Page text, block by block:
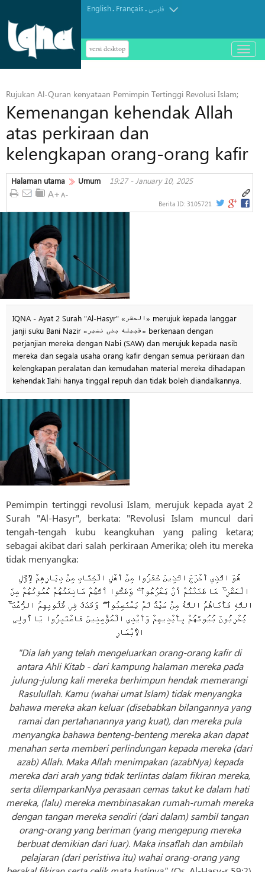
English. Français.فارسی
versi desktop
باز
و
Rujukan Al-Quran kenyataan Pemimpin Tertinggi Revolusi Islam;
Kemenangan kehendak Allah
atas perkiraan dan
kelengkapan orang-orang kafir
Halaman utama Umum 19:27 - January 10, 2025
Berita ID: 3105721
IQNA - Ayat 2 Surah "Al-Hasyr" «الحشر» merujuk kepada langgar
janji suku Bani Nazir «قبیله بنی نضیر» berkenaan dengan
perjanjian mereka dengan Nabi (SAW) dan merujuk kepada nasib
mereka dan segala usaha orang kafir dengan semua perkiraan dan
kelengkapan peralatan dan kemudahan material mereka dihadapan
kehendak Ilahi hanya tinggal repuh dan tidak boleh diandalkannya.
Pemimpin tertinggi revolusi Islam, merujuk kepada ayat 2
Surah "Al-Hasyr", berkata: "Revolusi Islam muncul dari
tengah-tengah kubu keangkuhan yang paling ketara;
sebagai akibat dari salah perkiraan Amerika; oleh itu mereka
tidak menyangka:
هُوَ الَّذِي أَخْرَجَ الَّذِينَ كَفَرُوا مِنْ أَهْلِ الْكِتَابِ مِنْ دِيَارِهِمْ لِأَوَّلِ
الْحَشْرِ ۚ مَا ظَنَنْتُمْ أَنْ يَخْرُجُوا ۖ وَظَنُّوا أَنَّهُمْ مَانِعَتُهُمْ حُصُونُهُمْ مِنَ
اللَّهِ فَأَتَاهُمُ اللَّهُ مِنْ حَيْثُ لَمْ يَحْتَسِبُوا ۖ وَقَذَفَ فِي قُلُوبِهِمُ الرُّعْبَ ۚ
يُخْرِبُونَ بُيُوتَهُمْ بِأَيْدِيهِمْ وَأَيْدِي الْمُؤْمِنِينَ فَاعْتَبِرُوا يَا أُولِي
الْأَبْصَارِ
"Dia lah yang telah mengeluarkan orang-orang kafir di
antara Ahli Kitab - dari kampung halaman mereka pada
julung-julung kali mereka berhimpun hendak memerangi
Rasulullah. Kamu (wahai umat Islam) tidak menyangka
bahawa mereka akan keluar (disebabkan bilangannya yang
ramai dan pertahanannya yang kuat), dan mereka pula
menyangka bahawa benteng-benteng mereka akan dapat
menahan serta memberi perlindungan kepada mereka (dari
azab) Allah. Maka Allah menimpakan (azabNya) kepada
mereka dari arah yang tidak terlintas dalam fikiran mereka,
serta dilemparkanNya perasaan cemas takut ke dalam hati
mereka, (lalu) mereka membinasakan rumah-rumah mereka
dengan tangan mereka sendiri (dari dalam) sambil tangan
orang-orang yang beriman (yang mengepung mereka
berbuat demikian dari luar). Maka insaflah dan ambilah
pelajaran (dari peristiwa itu) wahai orang-orang yang